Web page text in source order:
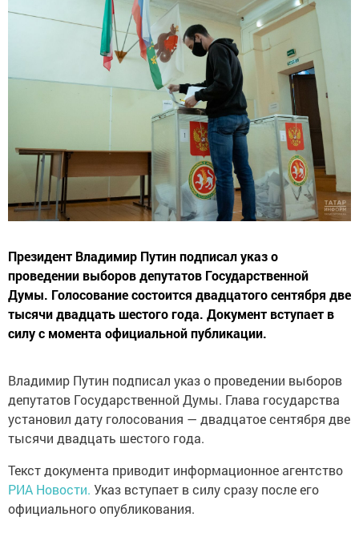
Президент Владимир Путин подписал указ о
проведении выборов депутатов Государственной
Думы. Голосование состоится двадцатого сентября две
тысячи двадцать шестого года. Документ вступает в
силу с момента официальной публикации.
Владимир Путин подписал указ о проведении выборов
депутатов Государственной Думы. Глава государства
установил дату голосования — двадцатое сентября две
тысячи двадцать шестого года.
Текст документа приводит информационное агентство
РИА Новости. Указ вступает в силу сразу после его
официального опубликования.